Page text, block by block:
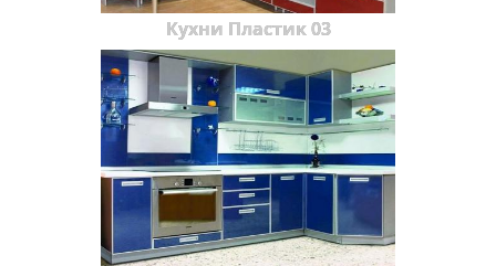
Кухни Пластик 03